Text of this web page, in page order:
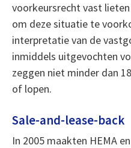
voorkeursrecht vast
om deze situatie te
interpretatie van de
inmiddels uitgevochten
zeggen niet minder dan
of lopen.
Sale-and-lease-back
In 2005 maakten HEMA